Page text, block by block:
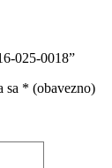
025-0018”
sa * (obavezno)